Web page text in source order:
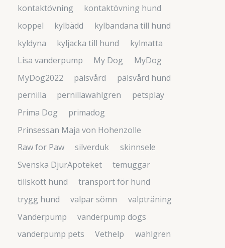
kontaktövning
kontaktövning hund
koppel
kylbädd
kylbandana till hund
kyldyna
kyljacka till hund
kylmatta
Lisa vanderpump
My Dog
MyDog
MyDog2022
pälsvård
pälsvård hund
pernilla
pernillawahlgren
petsplay
Prima Dog
primadog
Prinsessan Maja von Hohenzolle
Raw for Paw
silverduk
skinnsele
Svenska DjurApoteket
temuggar
tillskott hund
transport för hund
trygg hund
valpar sömn
valpträning
Vanderpump
vanderpump dogs
vanderpump pets
Vethelp wahlgren